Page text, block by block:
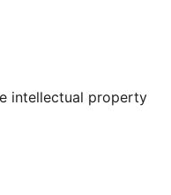
account
intellectual property